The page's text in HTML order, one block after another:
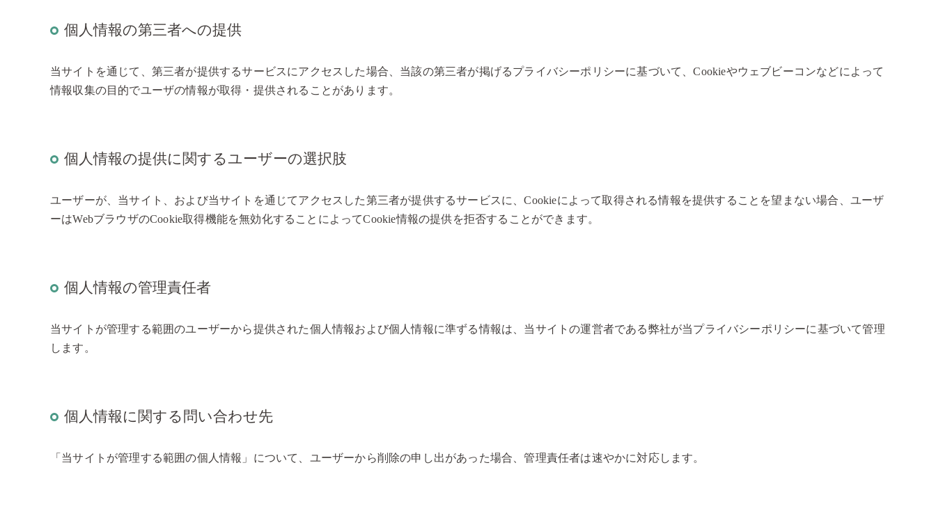
個人情報の第三者への提供
当サイトを通じて、第三者が提供するサービスにアクセスした場合、当該の第三者が掲げるプライバシーポリシーに基づいて、Cookieやウェブビーコンなどによって
情報収集の目的でユーザの情報が取得・提供されることがあります。
個人情報の提供に関するユーザーの選択肢
ユーザーが、当サイト、および当サイトを通じてアクセスした第三者が提供するサービスに、Cookieによって取得される情報を提供することを望まない場合、ユーザ
ーはWebブラウザのCookie取得機能を無効化することによってCookie情報の提供を拒否することができます。
個人情報の管理責任者
当サイトが管理する範囲のユーザーから提供された個人情報および個人情報に準ずる情報は、当サイトの運営者である弊社が当プライバシーポリシーに基づいて管理
します。
個人情報に関する問い合わせ先
「当サイトが管理する範囲の個人情報」について、ユーザーから削除の申し出があった場合、管理責任者は速やかに対応します。